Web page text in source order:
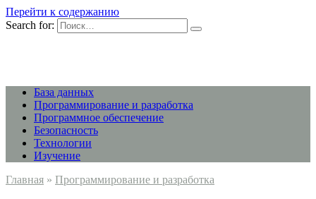
Перейти к содержанию
Search for:
База данных
Программирование и разработка
Программное обеспечение
Безопасность
Технологии
Изучение
Главная » Программирование и разработка